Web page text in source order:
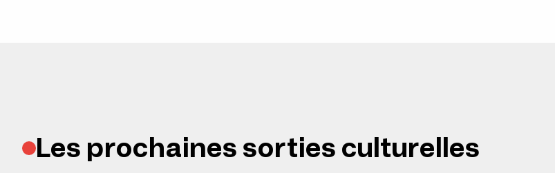
Les prochaines sorties culturelles